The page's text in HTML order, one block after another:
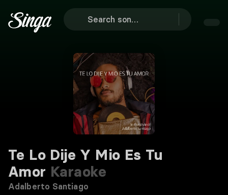
Te Lo Dije Y Mio Es Tu
Amor Karaoke
Adalberto Santiago